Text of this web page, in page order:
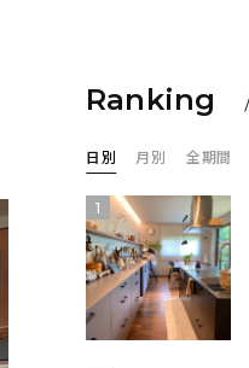
Ranking
日別 月別 全期間
1